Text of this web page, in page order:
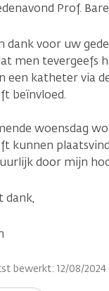
Prof.
dank voor uw
men tevergeefs
een katheter via
beïnvloed.
woensdag
kunnen
door mijn
dank,
bewerkt: 12/08/2024